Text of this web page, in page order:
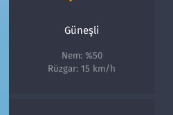
Güneşli
Nem: %50
Rüzgar: 15 km/h